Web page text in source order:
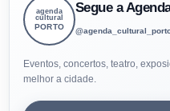
agenda
cultural
PORTO
Segue a
Eventos, concertos, teatro,
melhor a cidade.